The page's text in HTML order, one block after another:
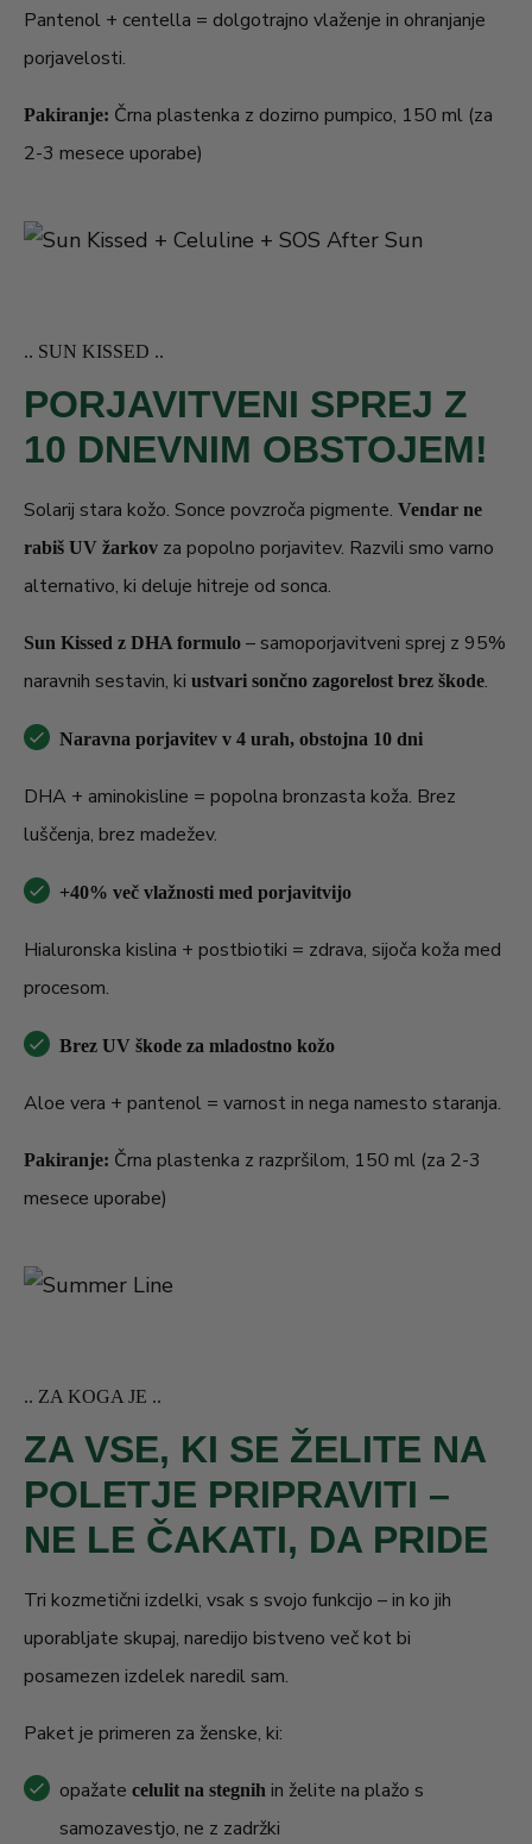
Pantenol + centella = dolgotrajno vlaženje in ohranjanje
porjavelosti.
Pakiranje: Črna plastenka z dozirno pumpico, 150 ml (za
2-3 mesece uporabe)
.. SUN KISSED ..
PORJAVITVENI SPREJ Z
10 DNEVNIM OBSTOJEM!
Solarij stara kožo. Sonce povzroča pigmente. Vendar ne
rabiš UV žarkov za popolno porjavitev. Razvili smo varno
alternativo, ki deluje hitreje od sonca.
Sun Kissed z DHA formulo – samoporjavitveni sprej z 95%
naravnih sestavin, ki ustvari sončno zagorelost brez škode.
Naravna porjavitev v 4 urah, obstojna 10 dni
DHA + aminokisline = popolna bronzasta koža. Brez
luščenja, brez madežev.
+40% več vlažnosti med porjavitvijo
Hialuronska kislina + postbiotiki = zdrava, sijoča koža med
procesom.
Brez UV škode za mladostno kožo
Aloe vera + pantenol = varnost in nega namesto staranja.
Pakiranje: Črna plastenka z razpršilom, 150 ml (za 2-3
mesece uporabe)
.. ZA KOGA JE ..
ZA VSE, KI SE ŽELITE NA
POLETJE PRIPRAVITI –
NE LE ČAKATI, DA PRIDE
Tri kozmetični izdelki, vsak s svojo funkcijo – in ko jih
uporabljate skupaj, naredijo bistveno več kot bi
posamezen izdelek naredil sam.
Paket je primeren za ženske, ki:
opažate celulit na stegnih in želite na plažo s
samozavestjo, ne z zadržki